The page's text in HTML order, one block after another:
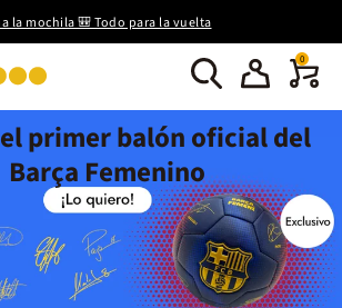
la mochila 🎒 Todo para la vuelta
0
primer balón oficial del
Barça Femenino